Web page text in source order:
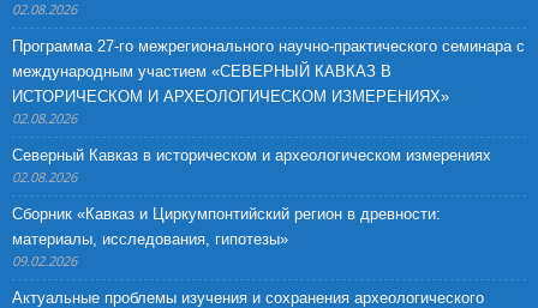
02.08.2026
Программа 27-го межрегионального научно-практического семинара с
международным участием «СЕВЕРНЫЙ КАВКАЗ В
ИСТОРИЧЕСКОМ И АРХЕОЛОГИЧЕСКОМ ИЗМЕРЕНИЯХ»
02.08.2026
Северный Кавказ в историческом и археологическом измерениях
02.08.2026
Сборник «Кавказ и Циркумпонтийский регион в древности:
материалы, исследования, гипотезы»
09.02.2026
Актуальные проблемы изучения и сохранения археологического